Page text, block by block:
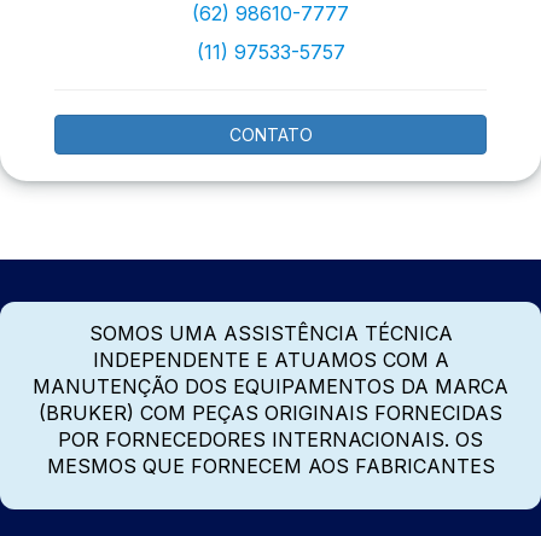
(62) 98610-7777
(11) 97533-5757
CONTATO
SOMOS UMA ASSISTÊNCIA TÉCNICA
INDEPENDENTE E ATUAMOS COM A
MANUTENÇÃO DOS EQUIPAMENTOS DA MARCA
(BRUKER) COM PEÇAS ORIGINAIS FORNECIDAS
POR FORNECEDORES INTERNACIONAIS. OS
MESMOS QUE FORNECEM AOS FABRICANTES